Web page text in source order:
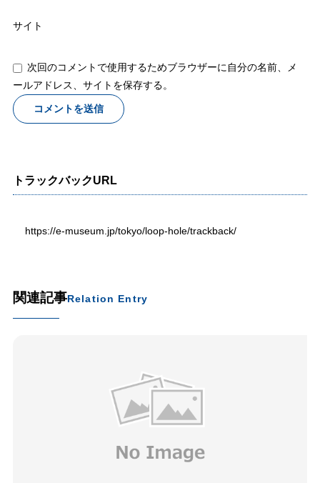
サイト
次回のコメントで使用するためブラウザーに自分の名前、メ
ールアドレス、サイトを保存する。
トラックバックURL
https://e-museum.jp/tokyo/loop-hole/trackback/
関連記事Relation Entry